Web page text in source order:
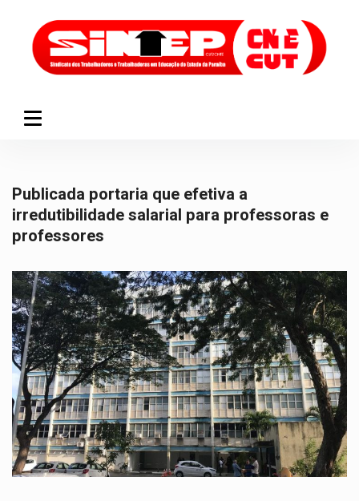
Publicada portaria que efetiva a
irredutibilidade salarial para professoras e
professores